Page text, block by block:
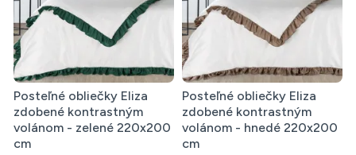
Posteľné obliečky Eliza
zdobené kontrastným
volánom - zelené 220x200
cm
Posteľné obliečky Eliza
zdobené kontrastným
volánom - hnedé 220x200
cm